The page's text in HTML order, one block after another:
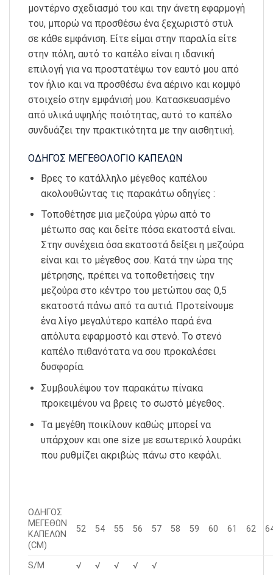
μοντέρνο σχεδιασμό του και την άνετη εφαρμογή
του, μπορώ να προσθέσω ένα ξεχωριστό στυλ
σε κάθε εμφάνιση. Είτε είμαι στην παραλία είτε
στην πόλη, αυτό το καπέλο είναι η ιδανική
επιλογή για να προστατέψω τον εαυτό μου από
τον ήλιο και να προσθέσω ένα αέρινο και κομψό
στοιχείο στην εμφάνισή μου. Κατασκευασμένο
από υλικά υψηλής ποιότητας, αυτό το καπέλο
συνδυάζει την πρακτικότητα με την αισθητική.
ΟΔΗΓΟΣ ΜΕΓΕΘΟΛΟΓΙΟ ΚΑΠΕΛΩΝ
Βρες το κατάλληλο μέγεθος καπέλου
ακολουθώντας τις παρακάτω οδηγίες :
Τοποθέτησε μια μεζούρα γύρω από το
μέτωπο σας και δείτε πόσα εκατοστά είναι.
Στην συνέχεια όσα εκατοστά δείξει η μεζούρα
είναι και το μέγεθος σου. Κατά την ώρα της
μέτρησης, πρέπει να τοποθετήσεις την
μεζούρα στο κέντρο του μετώπου σας 0,5
εκατοστά πάνω από τα αυτιά. Προτείνουμε
ένα λίγο μεγαλύτερο καπέλο παρά ένα
απόλυτα εφαρμοστό και στενό. Το στενό
καπέλο πιθανότατα να σου προκαλέσει
δυσφορία.
Συμβουλέψου τον παρακάτω πίνακα
προκειμένου να βρεις το σωστό μέγεθος.
Τα μεγέθη ποικίλουν καθώς μπορεί να
υπάρχουν και one size με εσωτερικό λουράκι
που ρυθμίζει ακριβώς πάνω στο κεφάλι.
ΟΔΗΓΟΣ
ΜΕΓΕΘΩΝ
ΚΑΠΕΛΩΝ
(CM)
52 54 55 56 57 58 59 60 61 62
S/M √ √ √ √ √